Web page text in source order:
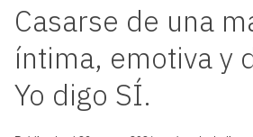
Casarse de una
íntima, emotiva y
Yo digo SÍ.